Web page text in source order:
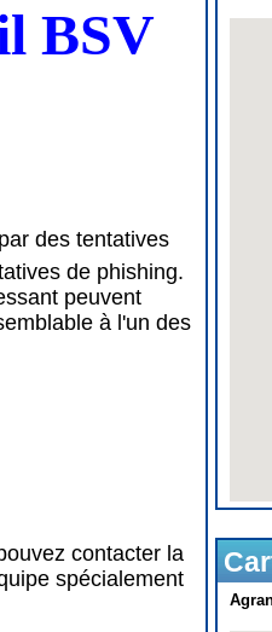
BSV
des tentatives
de phishing.
peuvent
à l'un des
contacter la
spécialement